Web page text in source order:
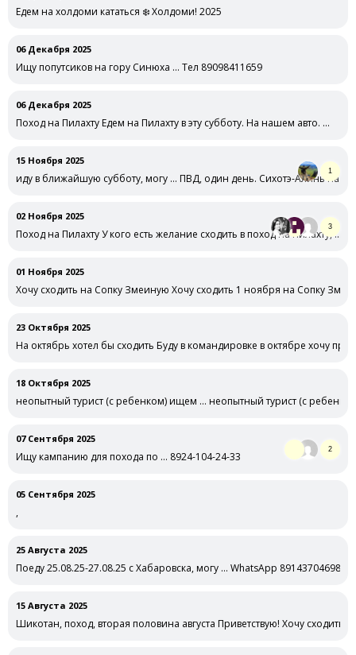
Едем на холдоми кататься ❄️ Холдоми! 2025
06 Декабря 2025
Ищу попутсиков на гору Синюха … Тел 89098411659
06 Декабря 2025
Поход на Пилахту Едем на Пилахту в эту субботу. На нашем авто. …
15 Ноября 2025
иду в ближайшую субботу, могу … ПВД, один день. Сихотэ-Алинь на
1
02 Ноября 2025
Поход на Пилахту У кого есть желание сходить в поход на Пилахту, …
3
01 Ноября 2025
Хочу сходить на Сопку Змеиную Хочу сходить 1 ноября на Сопку
23 Октября 2025
На октябрь хотел бы сходить Буду в командировке в октябре хочу
18 Октября 2025
неопытный турист (с ребенком) ищем … неопытный турист (с
07 Сентября 2025
Ищу кампанию для похода по … 8924-104-24-33
2
05 Сентября 2025
,
25 Августа 2025
Поеду 25.08.25-27.08.25 с Хабаровска, могу … WhatsApp 89143704698
15 Августа 2025
Шикотан, поход, вторая половина августа Приветствую! Хочу сходить